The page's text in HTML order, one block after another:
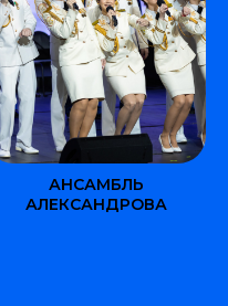
АНСАМБЛЬ
АЛЕКСАНДРОВА